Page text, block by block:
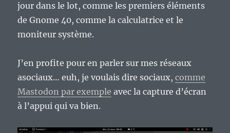
jour dans le lot, comme les premiers éléments
de Gnome 40, comme la calculatrice et le
moniteur système.
J’en profite pour en parler sur mes réseaux
asociaux… euh, je voulais dire sociaux,comme
Mastodon par exemple avec la capture d’écran
à l’appui qui va bien.